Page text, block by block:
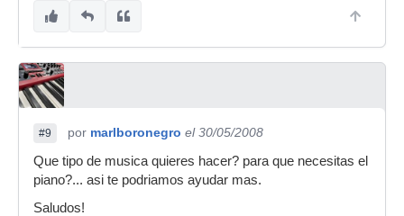
#9 por marlboronegro el 30/05/2008
Que tipo de musica quieres hacer? para que necesitas el
piano?... asi te podriamos ayudar mas.
Saludos!